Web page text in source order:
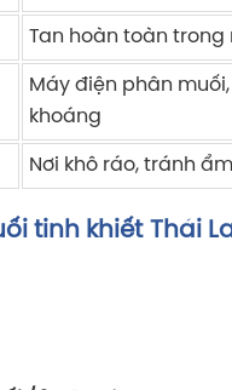
Tan hoàn toàn trong
Máy điện phân
khoáng
Nơi khô ráo, tránh ẩm
tinh khiết Thái